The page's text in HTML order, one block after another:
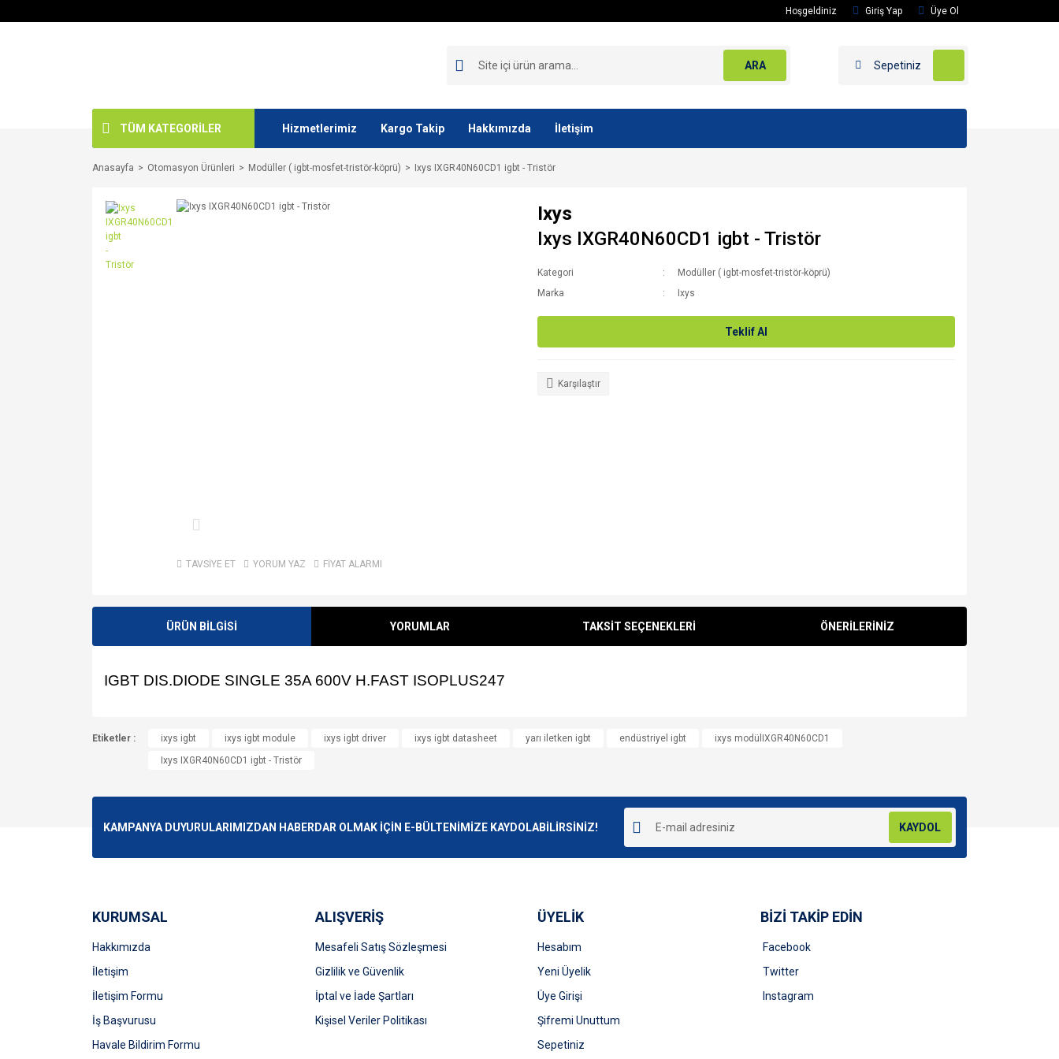
Hoşgeldiniz Giriş Yap Üye Ol
ARA Sepetiniz
TÜM KATEGORİLER Hizmetlerimiz Kargo Takip Hakkımızda İletişim
Anasayfa Otomasyon Ürünleri Modüller ( igbt-mosfet-tristör-köprü) Ixys IXGR40N60CD1 igbt - Tristör
TAVSİYE ET YORUM YAZ FİYAT ALARMI
Ixys
Ixys IXGR40N60CD1 igbt - Tristör
Kategori
Modüller ( igbt-mosfet-tristör-köprü)
Marka
Ixys
Teklif Al
Karşılaştır
ÜRÜN BİLGİSİ YORUMLAR TAKSİT SEÇENEKLERİ ÖNERİLERİNİZ
IGBT DIS.DIODE SINGLE 35A 600V H.FAST ISOPLUS247
Bu ürüne ilk yorumu siz yapın!
Yorum Yaz
Görüş ve önerileriniz için teşekkür ederiz.
Ürün bilgilerinde hatalar bulunuyor.
Gönder
Etiketler : ixys igbt ixys igbt module ixys igbt driver ixys igbt datasheet yarı iletken igbt endüstriyel igbt
ixys modülIXGR40N60CD1
Ixys IXGR40N60CD1 igbt - Tristör
KAMPANYA DUYURULARIMIZDAN HABERDAR OLMAK İÇİN E-BÜLTENİMİZE KAYDOLABİLİRSİNİZ! KAYDOL
KURUMSAL
Hakkımızda
İletişim
İletişim Formu
İş Başvurusu
Havale Bildirim Formu
ALIŞVERİŞ
Mesafeli Satış Sözleşmesi
Gizlilik ve Güvenlik
İptal ve İade Şartları
Kişisel Veriler Politikası
ÜYELİK
Hesabım
Yeni Üyelik
Üye Girişi
Şifremi Unuttum
Sepetiniz
BİZİ TAKİP EDİN
Facebook
Twitter
Instagram